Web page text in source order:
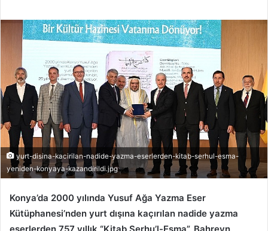
yurt-disina-kacirilan-nadide-yazma-eserlerden-kitab-serhul-esma-
yeniden-konyaya-kazandirildi.jpg
Konya’da 2000 yılında Yusuf Ağa Yazma Eser
Kütüphanesi’nden yurt dışına kaçırılan nadide yazma